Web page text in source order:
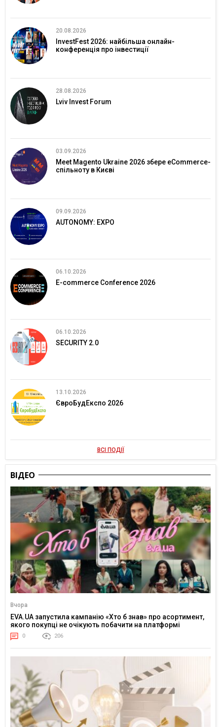
20.08.2026
InvestFest 2026: найбільша онлайн-
конференція про інвестиції
28.08.2026
Lviv Invest Forum
03.09.2026
Meet Magento Ukraine 2026 збере eCommerce-
спільноту в Києві
09.09.2026
AUTONOMY: EXPO
06.10.2026
E-commerce Conference 2026
06.10.2026
SECURITY 2.0
13.10.2026
ЄвроБудЕкспо 2026
ВСІ ПОДІЇ
ВІДЕО
Вчора
EVA.UA запустила кампанію «Хто б знав» про асортимент,
якого покупці не очікують побачити на платформі
0 206